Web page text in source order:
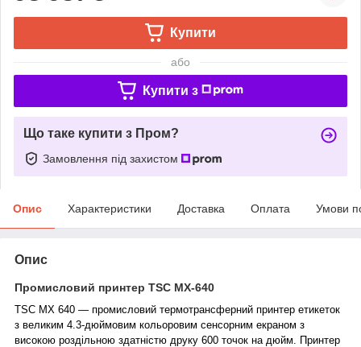
Купити
або
Купити з
Що таке купити з Пром?
Замовлення під захистом
Опис Характеристики Доставка Оплата Умови
Опис
Промисловий принтер TSC MX-640
TSC МХ 640 — промисловий термотрансферний принтер етикеток
з великим 4.3-дюймовим кольоровим сенсорним екраном з
високою роздільною здатністю друку 600 точок на дюйм. Принтер